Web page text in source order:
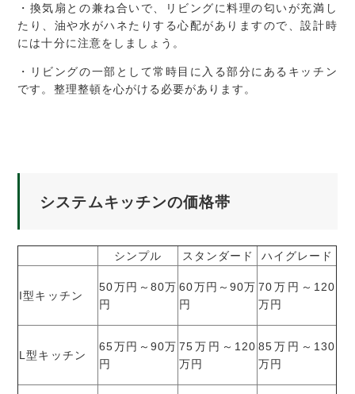
・換気扇との兼ね合いで、リビングに料理の匂いが充満し
たり、油や水がハネたりする心配がありますので、設計時
には十分に注意をしましょう。
・リビングの一部として常時目に入る部分にあるキッチン
です。整理整頓を心がける必要があります。
システムキッチンの価格帯
シンプル スタンダード ハイグレード
I型キッチン
50万円～80万
円
60万円～90万
円
70万円～120
万円
L型キッチン
65万円～90万
円
75万円～120
万円
85万円～130
万円